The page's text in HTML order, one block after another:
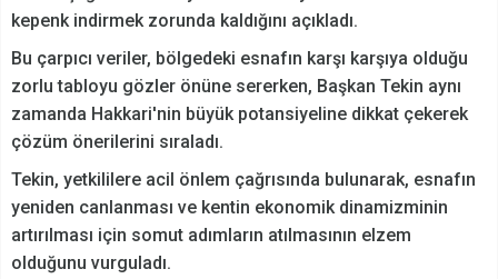
kepenk indirmek zorunda kaldığını açıkladı.
Bu çarpıcı veriler, bölgedeki esnafın karşı karşıya olduğu
zorlu tabloyu gözler önüne sererken, Başkan Tekin aynı
zamanda Hakkari'nin büyük potansiyeline dikkat çekerek
çözüm önerilerini sıraladı.
Tekin, yetkililere acil önlem çağrısında bulunarak, esnafın
yeniden canlanması ve kentin ekonomik dinamizminin
artırılması için somut adımların atılmasının elzem
olduğunu vurguladı.